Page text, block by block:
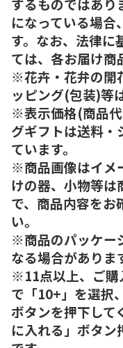
になっている場合
す。なお、法律に
ては、各お届け商
※花卉・花弁の開
ッピング(包装)等
※表示価格(商品
グギフトは送料・
ています。
※商品画像はイメ
けの器、小物等は
で、商品内容をお
い。
※商品のパッケー
なる場合がありま
※11点以上、ご購
で「10+」を選択
ボタンを押下して
に入れる」ボタ